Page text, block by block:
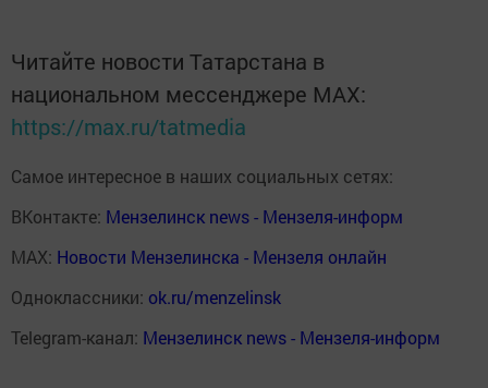
Читайте новости Татарстана в
национальном мессенджере MАХ:
https://max.ru/tatmedia
Самое интересное в наших социальных сетях:
ВКонтакте: Мензелинск news - Мензеля-информ
MAX: Новости Мензелинска - Мензеля онлайн
Одноклассники: ok.ru/menzelinsk
Telegram-канал: Мензелинск news - Мензеля-информ